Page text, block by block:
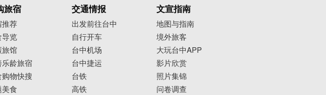
旅宿
推荐
导览
旅馆
龄旅宿
购物快搜
美食
交通情报
出发前往台中
自行开车
台中机场
台中捷运
台铁
高铁
文宣指南
地图与指南
境外旅客
大玩台中APP
影片欣赏
照片集锦
问卷调查